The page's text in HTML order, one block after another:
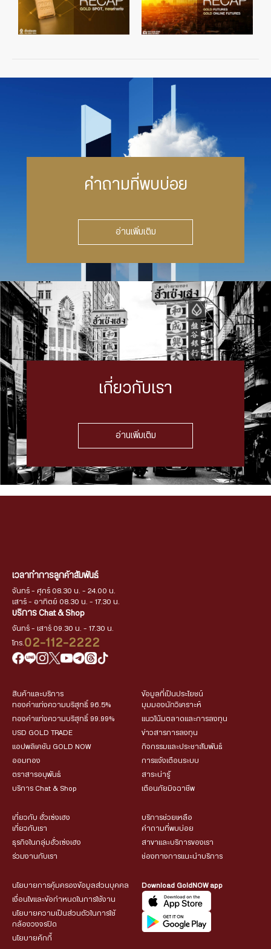
คำถามที่พบบ่อย
อ่านเพิ่มเติม
เกี่ยวกับเรา
อ่านเพิ่มเติม
เวลาทำการลูกค้าสัมพันธ์
จันทร์ - ศุกร์ 08.30 น. - 24.00 น.
เสาร์ - อาทิตย์ 08.30 น. - 17.30 น.
บริการ Chat & Shop
จันทร์ - เสาร์ 09.30 น. - 17.30 น.
โทร. 02-112-2222
สินค้าและบริการ
ทองคำแท่งความบริสุทธิ์ 96.5%
ทองคำแท่งความบริสุทธิ์ 99.99%
USD GOLD TRADE
แอปพลิเคชัน GOLD NOW
ออมทอง
ตราสารอนุพันธ์
บริการ Chat & Shop
ข้อมูลที่เป็นประโยชน์
มุมมองนักวิเคราะห์
แนวโน้มตลาดและการลงทุน
ข่าวสารการลงทุน
กิจกรรมและประชาสัมพันธ์
การแจ้งเตือนระบบ
สาระน่ารู้
เตือนภัยมิจฉาชีพ
เกี่ยวกับ ฮั่วเซ่งเฮง
เกี่ยวกับเรา
ธุรกิจในกลุ่มฮั่วเซ่งเฮง
ร่วมงานกับเรา
บริการช่วยเหลือ
คำถามที่พบบ่อย
สาขาและบริการของเรา
ช่องทางการแนะนำบริการ
นโยบายการคุ้มครองข้อมูลส่วนบุคคล
เงื่อนไขและข้อกำหนดในการใช้งาน
นโยบายความเป็นส่วนตัวในการใช้
กล้องวงจรปิด
นโยบายคุ้กกี้
Download GoldNOW app